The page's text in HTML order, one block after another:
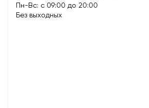
Пн-Вс: с 09:00 до 20:00
Без выходных